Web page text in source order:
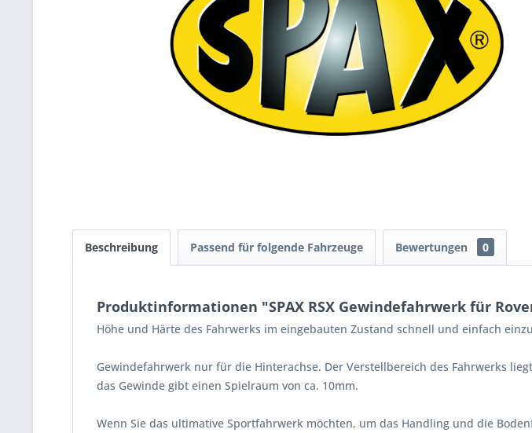
Beschreibung Passend für folgende Fahrzeuge Bewertungen 0
Produktinformationen "SPAX RSX Gewindefahrwerk für
Höhe und Härte des Fahrwerks im eingebauten Zustand schnell und einfach
Gewindefahrwerk nur für die Hinterachse. Der Verstellbereich des Fahrwerks
das Gewinde gibt einen Spielraum von ca. 10mm.
Wenn Sie das ultimative Sportfahrwerk möchten, um das Handling und die